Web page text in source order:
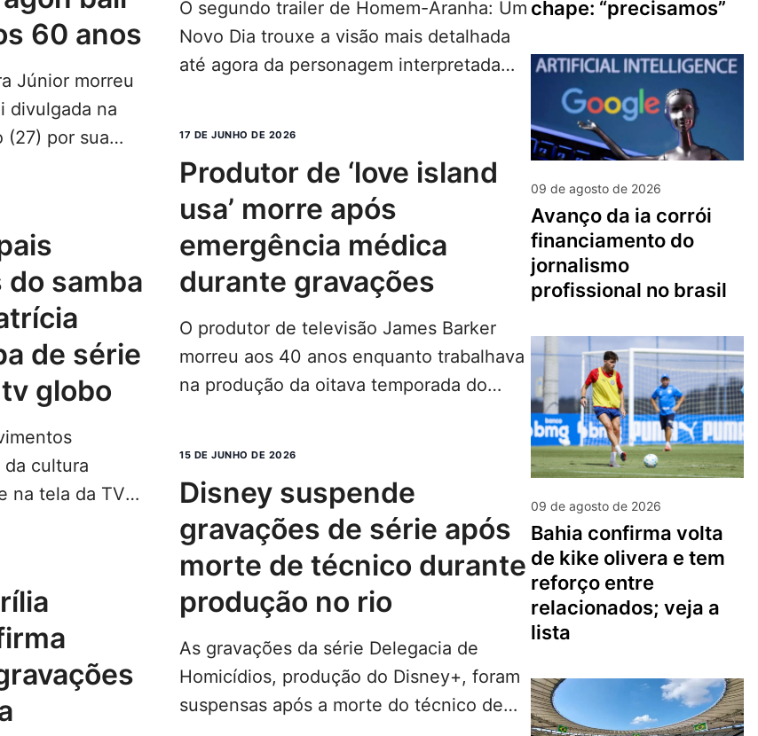
60 anos
Júnior morreu
divulgada na
(27) por sua
samba
de série
globo
da cultura
na tela da TV
O segundo trailer de Homem-Aranha: Um
Novo Dia trouxe a visão mais detalhada
até agora da personagem interpretada
17 DE JUNHO DE 2026
produtor de ‘love island
usa’ morre após
emergência médica
durante gravações
O produtor de televisão James Barker
morreu aos 40 anos enquanto trabalhava
na produção da oitava temporada do
15 DE JUNHO DE 2026
disney suspende
gravações de série após
morte de técnico durante
produção no rio
As gravações da série Delegacia de
Homicídios, produção do Disney+, foram
suspensas após a morte do técnico de
chape: “precisamos”
09 de agosto de 2026
avanço da ia corrói
financiamento do
jornalismo
profissional no brasil
09 de agosto de 2026
bahia confirma volta
de kike olivera e tem
reforço entre
relacionados; veja a
lista